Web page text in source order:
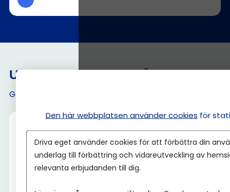
Utvalda medlemsförmåner
Gå till Förmåner
Den här webbplatsen använder cookies för
Driva eget använder cookies för att förbättra din
underlag till förbättring och vidareutveckling av
relevanta erbjudanden till dig.